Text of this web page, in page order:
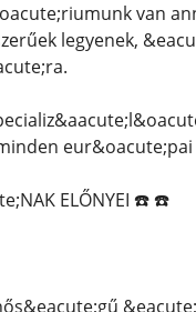
van
legyenek,
ELŐNYEI ☎️ ☎️